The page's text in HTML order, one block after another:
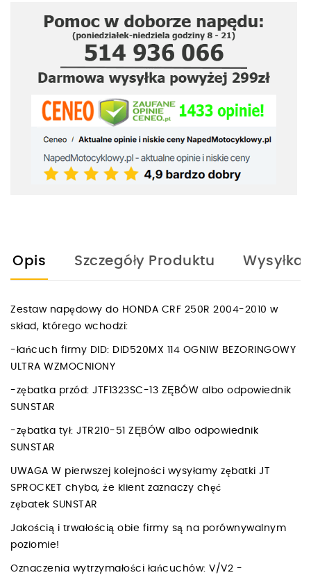
Opis Szczegóły Produktu Wysyłka
Zestaw napędowy do HONDA CRF 250R 2004-2010 w
skład, którego wchodzi:
-łańcuch firmy DID: DID520MX 114 OGNIW BEZORINGOWY
ULTRA WZMOCNIONY
-zębatka przód: JTF1323SC-13 ZĘBÓW albo odpowiednik
SUNSTAR
-zębatka tył: JTR210-51 ZĘBÓW albo odpowiednik
SUNSTAR
UWAGA W pierwszej kolejności wysyłamy zębatki JT
SPROCKET chyba, że klient zaznaczy chęć
zębatek SUNSTAR
Jakością i trwałością obie firmy są na porównywalnym
poziomie!
Oznaczenia wytrzymałości łańcuchów: V/V2 -